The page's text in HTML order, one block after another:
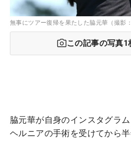
無事にツアー復帰を果たした脇元華（撮影
この記事の写真1
脇元華が自身のインスタグラ
ヘルニアの手術を受けてから